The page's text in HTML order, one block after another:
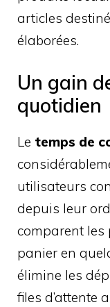
articles
élaborées.
Un gain
quotidien
Le temps de
utilisateurs
depuis leur
comparent les
panier en
élimine les
files d’attente